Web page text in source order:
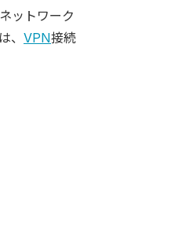
ットワーク
、 VPN接続